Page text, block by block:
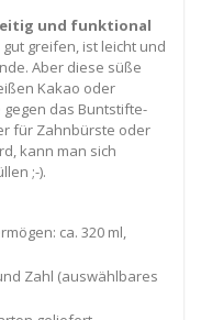
und funktional
greifen, ist leicht und
Aber diese süße
Kakao oder
gegen das Buntstifte-
für Zahnbürste oder
kann man sich
;-).
ca. 320 ml,
Zahl (auswählbares